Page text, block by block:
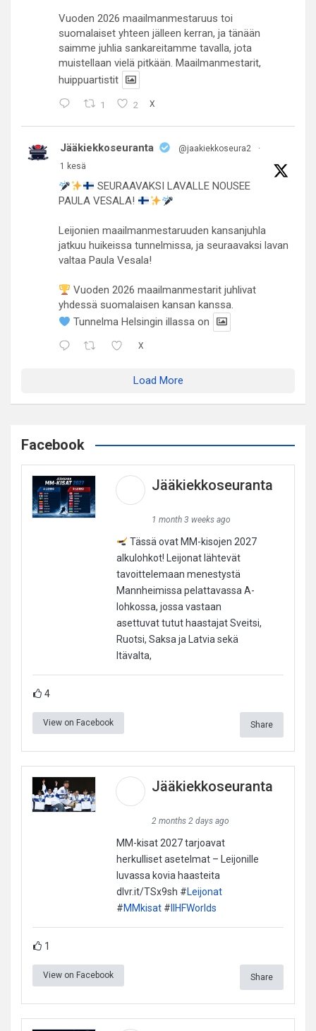
Vuoden 2026 maailmanmestaruus toi
suomalaiset yhteen jälleen kerran, ja tänään
saimme juhlia sankareitamme tavalla, jota
muistellaan vielä pitkään. Maailmanmestarit,
huippuartistit
1 2 X
Jääkiekkoseuranta @jaakiekkoseura2
·
1 kesä
SEURAAVAKSI LAVALLE NOUSEE
PAULA VESALA!
Leijonien maailmanmestaruuden kansanjuhla
jatkuu huikeissa tunnelmissa, ja seuraavaksi lavan
valtaa Paula Vesala!
Vuoden 2026 maailmanmestarit juhlivat
yhdessä suomalaisen kansan kanssa.
Tunnelma Helsingin illassa on
X
Load More
Facebook
Jääkiekkoseuranta
1 month 3 weeks ago
Tässä ovat MM-kisojen 2027
alkulohkot! Leijonat lähtevät
tavoittelemaan menestystä
Mannheimissa pelattavassa A-
lohkossa, jossa vastaan
asettuvat tutut haastajat Sveitsi,
Ruotsi, Saksa ja Latvia sekä
Itävalta,
4
View on Facebook Share
Jääkiekkoseuranta
2 months 2 days ago
MM-kisat 2027 tarjoavat
herkulliset asetelmat – Leijonille
luvassa kovia haasteita
dlvr.it/TSx9sh #Leijonat
#MMkisat#IIHFWorlds
1
View on Facebook Share